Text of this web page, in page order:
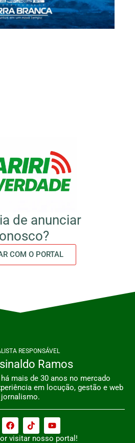
de anunciar
COM O PORTAL
RESPONSÁVEL
Ramos
mais de 30 anos no mercado
em locução, gestão e web
jornalismo.
visitar nosso portal!